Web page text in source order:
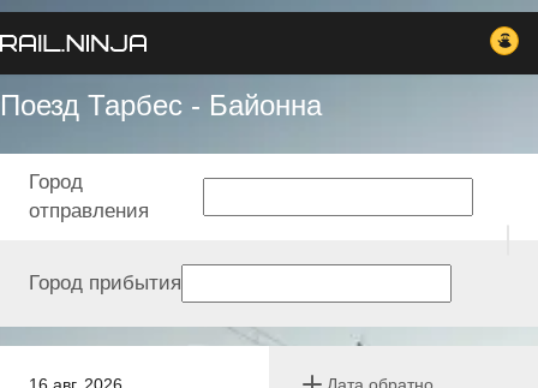
Поезд Тарбес - Байонна
Город
отправления
Город прибытия